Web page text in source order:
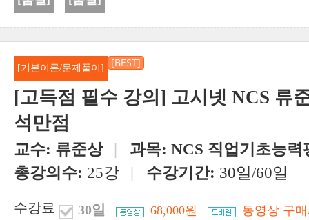
[기본이론/문제풀이] [BEST]
[고득점 필수 강의] 고시넷 NCS 류
석만점
교수: 류준상 | 과목: NCS 직업기초능력
총강의수: 25강 | 수강기간: 30일/60일
수강료
30일 68,000원 동영상 구